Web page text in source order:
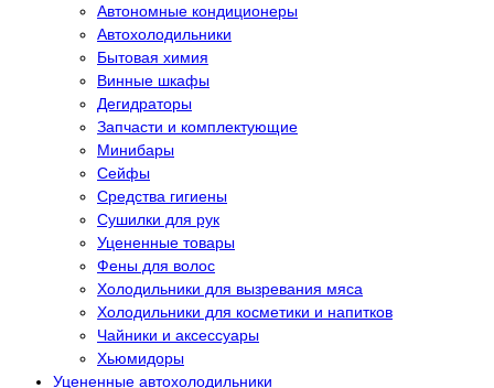
Автономные кондиционеры
Автохолодильники
Бытовая химия
Винные шкафы
Дегидраторы
Запчасти и комплектующие
Минибары
Сейфы
Средства гигиены
Сушилки для рук
Уцененные товары
Фены для волос
Холодильники для вызревания мяса
Холодильники для косметики и напитков
Чайники и аксессуары
Хьюмидоры
Уцененные автохолодильники